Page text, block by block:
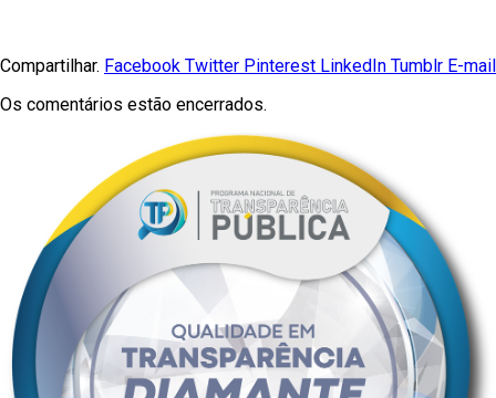
Compartilhar. Facebook Twitter Pinterest LinkedIn Tumblr E-mail
Os comentários estão encerrados.